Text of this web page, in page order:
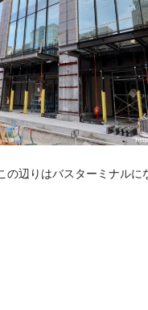
の辺りはバスターミナルに